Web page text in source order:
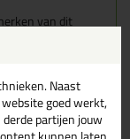
van dit
Naast
goed werkt,
partijen jouw